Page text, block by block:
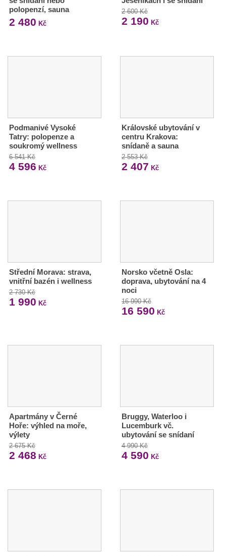
polopenzí, sauna
2 480 Kč
2 600 Kč
2 190 Kč
Podmanivé Vysoké
Tatry: polopenze a
soukromý wellness
6 541 Kč
4 596 Kč
Královské ubytování v
centru Krakova:
snídaně a sauna
2 553 Kč
2 407 Kč
Střední Morava: strava,
vnitřní bazén i wellness
2 730 Kč
1 990 Kč
Norsko včetně Osla:
doprava, ubytování na 4
noci
16 990 Kč
16 590 Kč
Apartmány v Černé
Hoře: výhled na moře,
výlety
2 675 Kč
2 468 Kč
Bruggy, Waterloo i
Lucemburk vč.
ubytování se snídaní
4 990 Kč
4 590 Kč